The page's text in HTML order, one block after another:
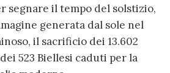
segnare il tempo del solstizio,
generata dal sole nel
il sacrificio dei 13.602
523 Biellesi caduti per la